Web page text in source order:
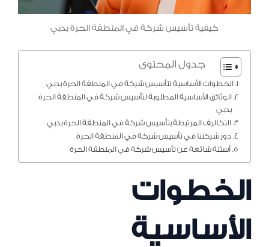
كيفية تأسيس شركة في المنطقة الحرة بدبي
جدول المحتوى
الخطوات الأساسية لتأسيس شركة في المنطقة الحرة بدبي
الوثائق الأساسية المطلوبة لتأسيس شركة في المنطقة الحرة
بدبي
التكاليف المرتبطة بتأسيس شركة في المنطقة الحرة بدبي
دور شركتنا في تأسيس شركة في المنطقة الحرة
أسئلة شائعة عن تأسيس شركة في المنطقة الحرة
الخطوات
الأساسية